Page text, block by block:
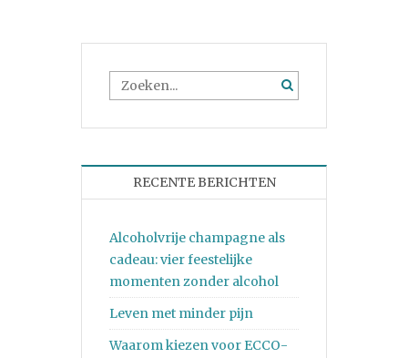
RECENTE BERICHTEN
Alcoholvrije champagne als
cadeau: vier feestelijke
momenten zonder alcohol
Leven met minder pijn
Waarom kiezen voor ECCO-